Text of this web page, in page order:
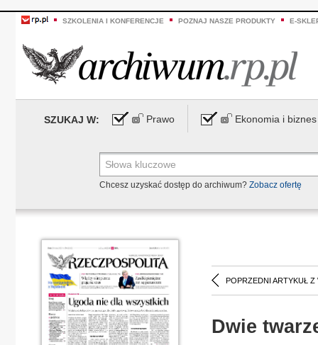
SZKOLENIA I KONFERENCJE POZNAJ NASZE PRODUKTY E-
SZUKAJ W: Prawo Ekonomia i biznes
Chcesz uzyskać dostęp do archiwum? Zobacz ofertę
POPRZEDNI ARTYKUŁ Z
Dwie